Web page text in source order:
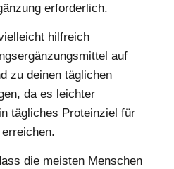
erforderlich.
hilfreich
auf
zu deinen täglichen
da es leichter
tägliches Proteinziel für
die meisten Menschen